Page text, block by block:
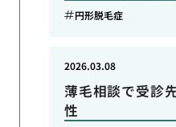
円形脱毛症
薄毛相談で受診
性
2026.03.08